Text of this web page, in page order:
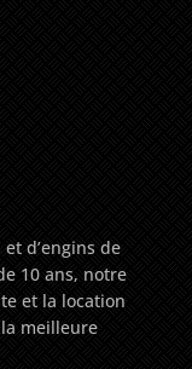
d’engins de
10 ans, notre
et la location
meilleure